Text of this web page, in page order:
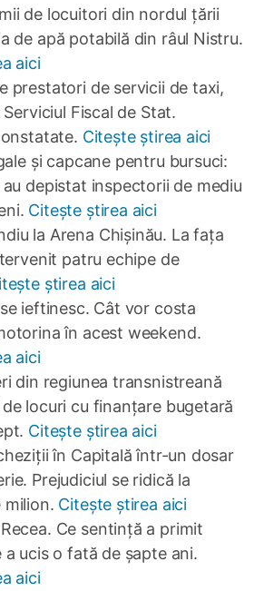
de locuitori din nordul țării
de apă potabilă din râul Nistru.
aici
prestatori de servicii de taxi,
Fiscal de Stat.
Citește știrea aici
și capcane pentru bursuci:
au depistat inspectorii de mediu
Citește știrea aici
la Arena Chișinău. La fața
patru echipe de
știrea aici
ieftinesc. Cât vor costa
în acest weekend.
aici
din regiunea transnistreană
locuri cu finanțare bugetară
Citește știrea aici
în Capitală într-un dosar
Prejudiciul se ridică la
milion. Citește știrea aici
Ce sentință a primit
a ucis o fată de șapte ani.
aici